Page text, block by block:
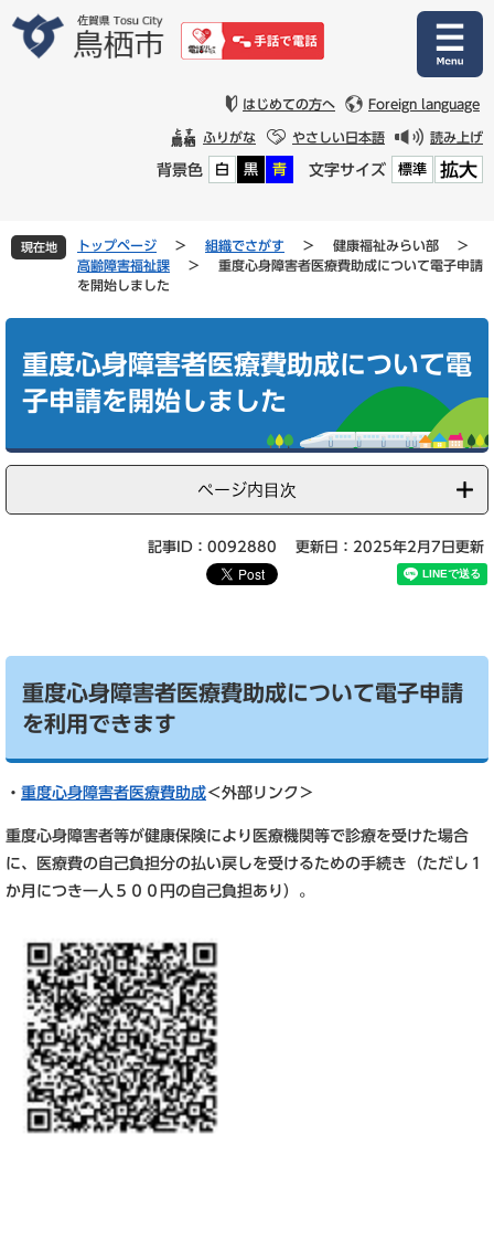
文
はじめての方へ Foreign language
ふりがな やさしい日本語 読み上げ
背景色 白 黒 青 文字サイズ 標準 拡大
現在地 トップページ > 組織でさがす > 健康福祉みらい部
>
高齢障害福祉課
>
重度心身障害者医療費助成について電子申請
を開始しました
重度心身障害者医療費助成について電
子申請を開始しました
ページ内目次
記事ID：0092880 更新日：2025年2月7日更新
重度心身障害者医療費助成について電子申請
を利用できます
・ 重度心身障害者医療費助成＜外部リンク＞
重度心身障害者等が健康保険により医療機関等で診療を受けた場合
に、医療費の自己負担分の払い戻しを受けるための手続き（ただし１
か月につき一人５００円の自己負担あり）。